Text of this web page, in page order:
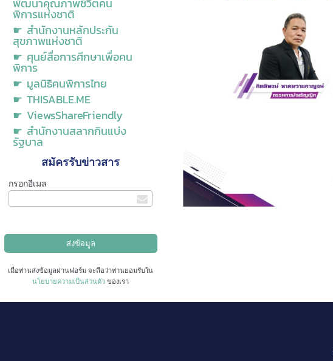
พัฒนาคุณภาพชีวิตคน
พิการแห่งชาติ
☛ สำนักงานหลักประกัน
สุขภาพแห่งชาติ
☛ ศุนย์สื่อการศีกษาเพื่อคน
พิการ
☛ มูลนิธิคนพิการไทย
☛ THISABLE.ME
☛ ViewsShareFriendly
☛ สำนักงานสลากกินแบ่ง
รัฐบาล
สมัครรับข่าวสาร
กรอกอีเมล
เมื่อท่านส่งข้อมูลผ่านฟอร์ม จะถือว่าท่านยอมรับใน
นโยบายความเป็นส่วนตัว ของเรา